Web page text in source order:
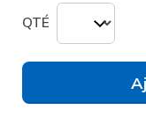
QTÉ